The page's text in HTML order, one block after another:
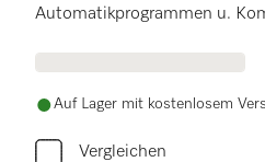
Automatikprogrammen u.
Auf Lager mit kostenlosem
Vergleichen